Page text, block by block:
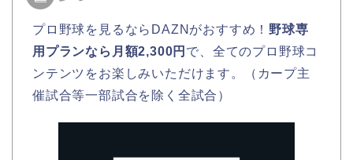
プロ野球を見るならDAZNがおすすめ！ 野球専
用プランなら月額2,300円 で、全てのプロ野球コ
ンテンツをお楽しみいただけます。（カープ主
催試合等一部試合を除く全試合）